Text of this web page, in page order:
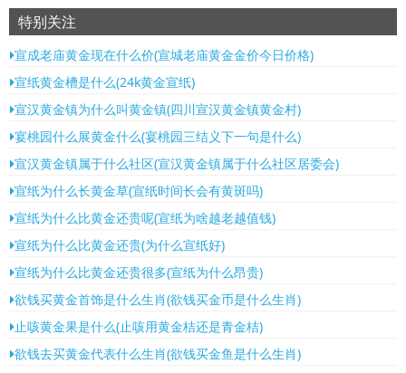
特别关注
宣成老庙黄金现在什么价(宣城老庙黄金金价今日价格)
宣纸黄金槽是什么(24k黄金宣纸)
宣汉黄金镇为什么叫黄金镇(四川宣汉黄金镇黄金村)
宴桃园什么展黄金什么(宴桃园三结义下一句是什么)
宣汉黄金镇属于什么社区(宣汉黄金镇属于什么社区居委会)
宣纸为什么长黄金草(宣纸时间长会有黄斑吗)
宣纸为什么比黄金还贵呢(宣纸为啥越老越值钱)
宣纸为什么比黄金还贵(为什么宣纸好)
宣纸为什么比黄金还贵很多(宣纸为什么昂贵)
欲钱买黄金首饰是什么生肖(欲钱买金币是什么生肖)
止咳黄金果是什么(止咳用黄金桔还是青金桔)
欲钱去买黄金代表什么生肖(欲钱买金鱼是什么生肖)